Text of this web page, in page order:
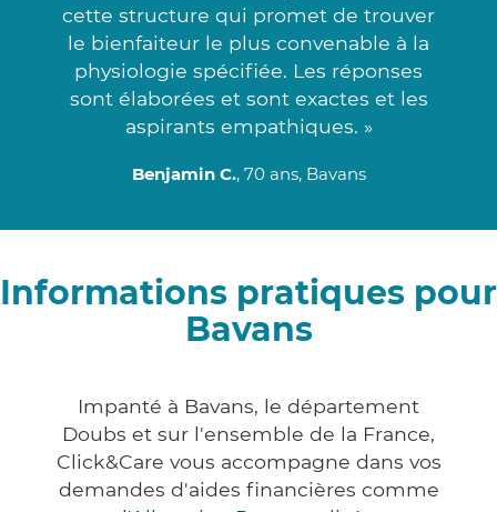
cette structure qui promet de trouver
le bienfaiteur le plus convenable à la
physiologie spécifiée. Les réponses
sont élaborées et sont exactes et les
aspirants empathiques. »
Benjamin C., 70 ans, Bavans
Informations pratiques pour
Bavans
Impanté à Bavans, le département
Doubs et sur l'ensemble de la France,
Click&Care vous accompagne dans vos
demandes d'aides financières comme